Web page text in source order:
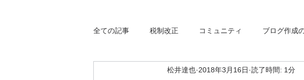
全ての記事 税制改正 コミュニティ ブログ作成
松井達也 2018年3月16日 読了時間: 1分